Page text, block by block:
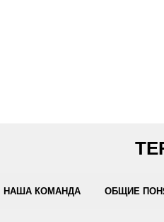
НАША КОМАНДА ОБЩИЕ